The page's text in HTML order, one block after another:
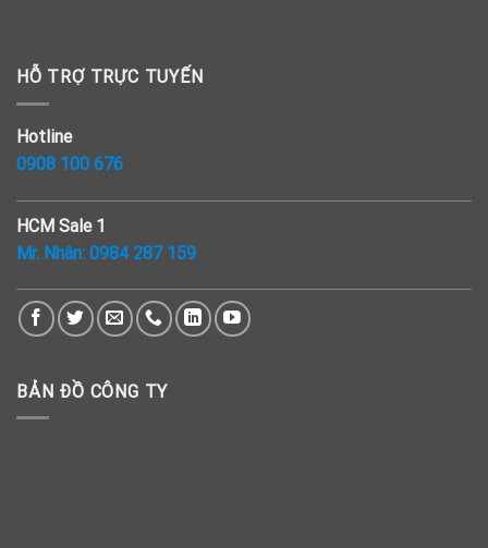
HỖ TRỢ TRỰC TUYẾN
Hotline
0908 100 676
HCM Sale 1
Mr. Nhân: 0984 287 159
BẢN ĐỒ CÔNG TY